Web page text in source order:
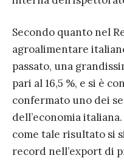
Secondo quanto nel
agroalimentare
passato, una
pari al 16,5 %, e si è
confermato uno dei
dell’economia
come tale risultato si
record nell’export di